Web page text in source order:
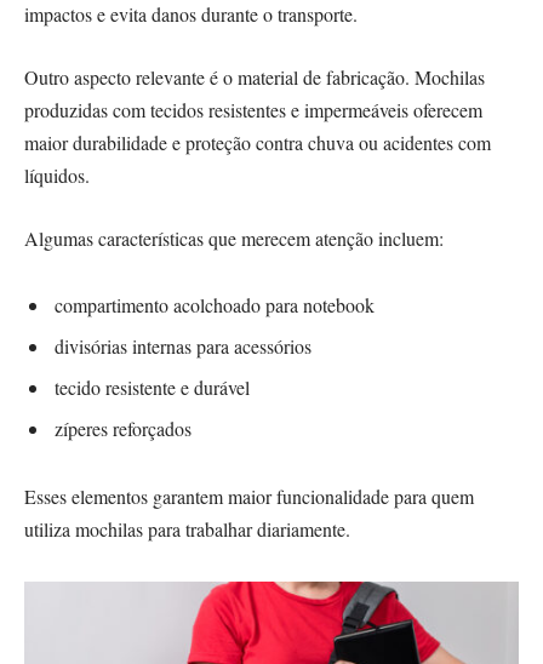
impactos e evita danos durante o transporte.
Outro aspecto relevante é o material de fabricação. Mochilas
produzidas com tecidos resistentes e impermeáveis oferecem
maior durabilidade e proteção contra chuva ou acidentes com
líquidos.
Algumas características que merecem atenção incluem:
compartimento acolchoado para notebook
divisórias internas para acessórios
tecido resistente e durável
zíperes reforçados
Esses elementos garantem maior funcionalidade para quem
utiliza mochilas para trabalhar diariamente.